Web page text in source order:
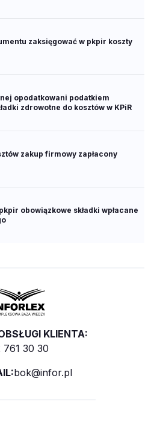
zaksięgować w pkpir koszty
opodatkowani podatkiem
zdrowotne do kosztów w KPiR
zakup firmowy zapłacony
obowiązkowe składki wpłacane
KLIENTA:
761 30 30
bok@infor.pl